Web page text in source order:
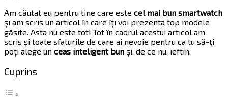
Am căutat eu pentru tine care este cel mai bun smartwatch
și am scris un articol în care îți voi prezenta top modele
găsite. Asta nu este tot! Tot în cadrul acestui articol am
scris și toate sfaturile de care ai nevoie pentru ca tu să-ți
poți alege un ceas inteligent bun și, de ce nu, ieftin.
Cuprins